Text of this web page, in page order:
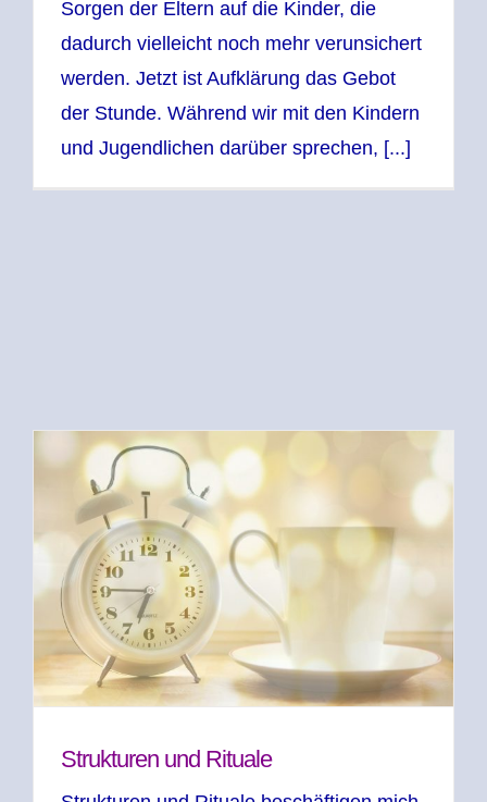
Sorgen der Eltern auf die Kinder, die
dadurch vielleicht noch mehr verunsichert
werden. Jetzt ist Aufklärung das Gebot
der Stunde. Während wir mit den Kindern
und Jugendlichen darüber sprechen, [...]
Strukturen und Rituale